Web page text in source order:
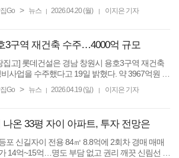
능(AI) 기술로 무장한 경매 애널리스트가 왕초보도
Go > 뉴스 | 2026.04.20 (월) | 이지은 기자
3구역 재건축 수주…4000억 규모
집고] 롯데건설은 경남 창원시 용호3구역 재건축
사업을 수주했다고 19일 밝혔다. 약 3967억원 규
무학아파트를 재건축하는 사업으로 지하 4층~지
Go > 뉴스 | 2026.04.19 (일) | 이지은 기자
온 33평 자이 아파트, 투자 전망은
포 신길자이 전용 84㎡ 8.8억에 2회차 경매 매매
14억~15억…명도 부담 없고 권리 깨끗 신림선 서